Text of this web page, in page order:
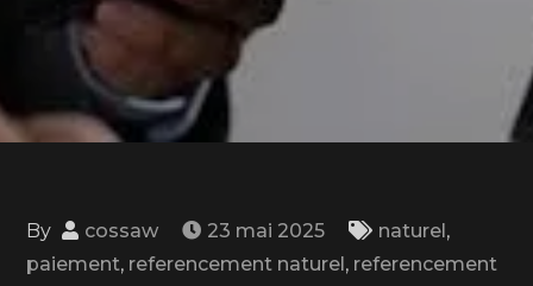
By cossaw 23 mai 2025 naturel,
paiement, referencement naturel, referencement